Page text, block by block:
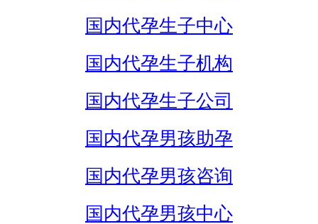
国内代孕生子中心
国内代孕生子机构
国内代孕生子公司
国内代孕男孩助孕
国内代孕男孩咨询
国内代孕男孩中心